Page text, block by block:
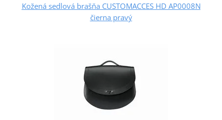
Kožená sedlová brašňa CUSTOMACCES HD AP0008N
čierna pravý